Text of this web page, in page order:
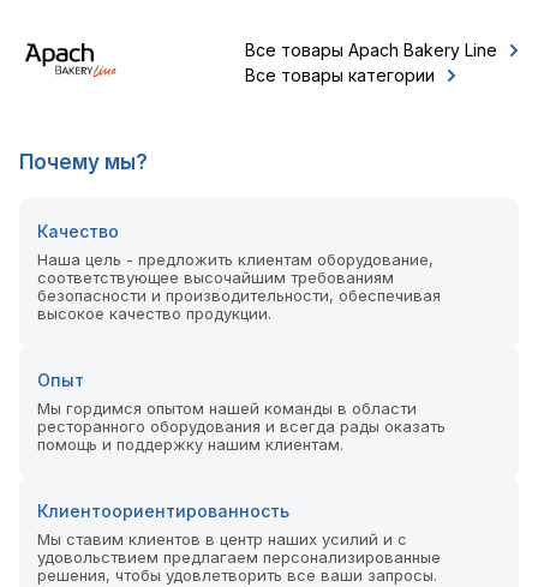
Все товары Apach Bakery Line
Все товары категории
Почему мы?
Качество
Наша цель - предложить клиентам оборудование,
соответствующее высочайшим требованиям
безопасности и производительности, обеспечивая
высокое качество продукции.
Опыт
Мы гордимся опытом нашей команды в области
ресторанного оборудования и всегда рады оказать
помощь и поддержку нашим клиентам.
Клиентоориентированность
Мы ставим клиентов в центр наших усилий и с
удовольствием предлагаем персонализированные
решения, чтобы удовлетворить все ваши запросы.